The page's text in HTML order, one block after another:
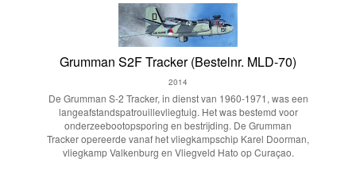
Grumman S2F Tracker (Bestelnr. MLD-70)
2014
De Grumman S-2 Tracker, in dienst van 1960-1971, was een
langeafstandspatrouillevliegtuig. Het was bestemd voor
onderzeebootopsporing en bestrijding. De Grumman
Tracker opereerde vanaf het vliegkampschip Karel Doorman,
vliegkamp Valkenburg en Vliegveld Hato op Curaçao.